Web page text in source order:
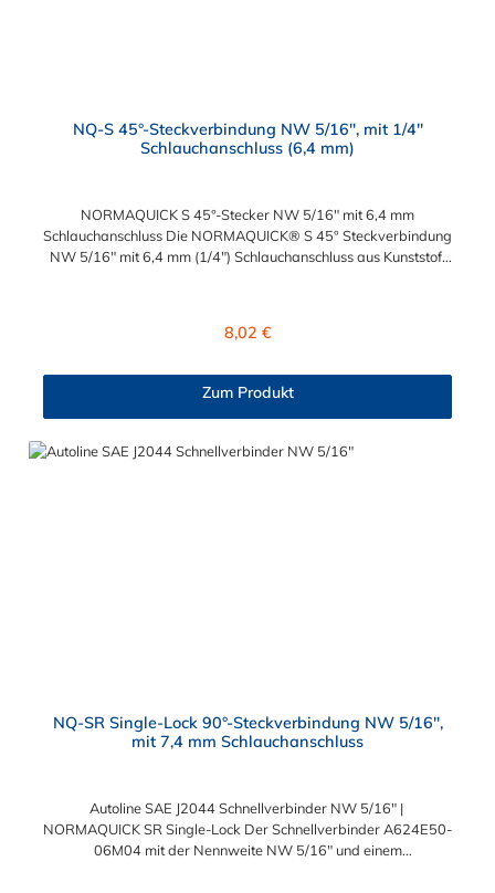
NQ-S 45°-Steckverbindung NW 5/16", mit 1/4"
Schlauchanschluss (6,4 mm)
NORMAQUICK S 45°-Stecker NW 5/16" mit 6,4 mm
Schlauchanschluss Die NORMAQUICK® S 45° Steckverbindung
NW 5/16" mit 6,4 mm (1/4") Schlauchanschluss aus Kunststoff
Steckverbindung hat eine große Beständigkeit gegen
S 45° Steckverbindung NW 5/16" mit 6,4 mm (1/4")
Schlauchanschluss eignen sich ideal zum Anschluss von
medienführenden Leitungen und lassen sich ohne Werkzeug
schnell montieren.
Regulärer Preis:
8,02 €
Zum Produkt
NQ-SR Single-Lock 90°-Steckverbindung NW 5/16",
mit 7,4 mm Schlauchanschluss
Autoline SAE J2044 Schnellverbinder NW 5/16" |
NORMAQUICK SR Single-Lock Der Schnellverbinder A624E50-
06M04 mit der Nennweite NW 5/16" und einem